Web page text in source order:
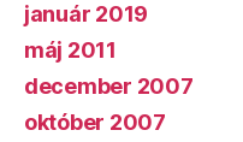
január 2019
máj 2011
december 2007
október 2007